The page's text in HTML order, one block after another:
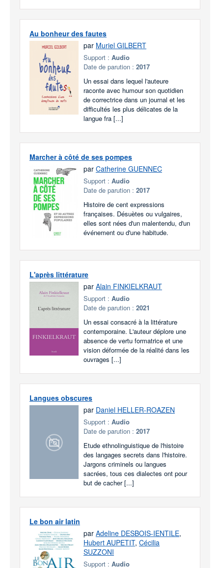
Au bonheur des fautes
par Muriel GILBERT
Support : Audio
Date de parution : 2017
Un essai dans lequel l'auteure
raconte avec humour son quotidien
de correctrice dans un journal et les
difficultés les plus délicates de la
langue fra [...]
Marcher à côté de ses pompes
par Catherine GUENNEC
Support : Audio
Date de parution : 2017
Histoire de cent expressions
françaises. Désuètes ou vulgaires,
elles sont nées d'un malentendu, d'un
événement ou d'une habitude.
L'après littérature
par Alain FINKIELKRAUT
Support : Audio
Date de parution : 2021
Un essai consacré à la littérature
contemporaine. L'auteur déplore une
absence de vertu formatrice et une
vision déformée de la réalité dans les
ouvrages [...]
Langues obscures
par Daniel HELLER-ROAZEN
Support : Audio
Date de parution : 2017
Etude ethnolinguistique de l'histoire
des langages secrets dans l'histoire.
Jargons criminels ou langues
sacrées, tous ces dialectes ont pour
but de cacher [...]
Le bon air latin
par Adeline DESBOIS-IENTILE,
Hubert AUPETIT, Cécilia
SUZZONI
Support : Audio